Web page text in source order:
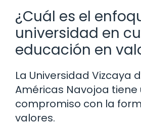
¿Cuál es el
universidad en
educación en
La Universidad Vizcaya
Américas Navojoa tiene
compromiso con la
valores.